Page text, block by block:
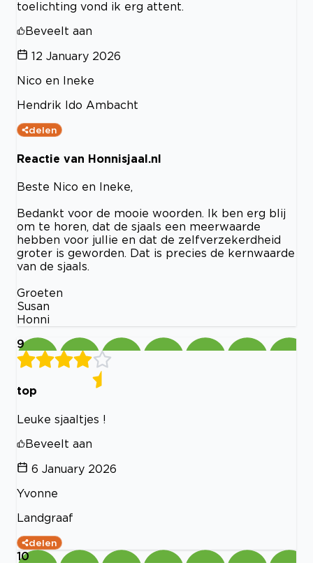
toelichting vond ik erg attent.
Beveelt aan
12 January 2026
Nico en Ineke
Hendrik Ido Ambacht
delen
Reactie van Honnisjaal.nl
Beste Nico en Ineke,
Bedankt voor de mooie woorden. Ik ben erg blij
om te horen, dat de sjaals een meerwaarde
hebben voor jullie en dat de zelfverzekerdheid
groter is geworden. Dat is precies de kernwaarde
van de sjaals.
Groeten
Susan
Honni
9
top
Leuke sjaaltjes !
Beveelt aan
6 January 2026
Yvonne
Landgraaf
delen
10